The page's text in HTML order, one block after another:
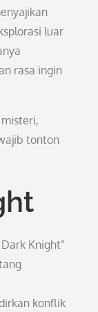
luar
rasa ingin
tonton
Knight”
konflik